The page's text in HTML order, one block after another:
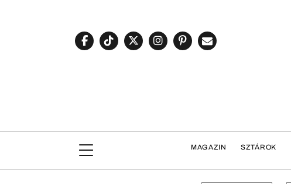
MAGAZIN SZTÁROK